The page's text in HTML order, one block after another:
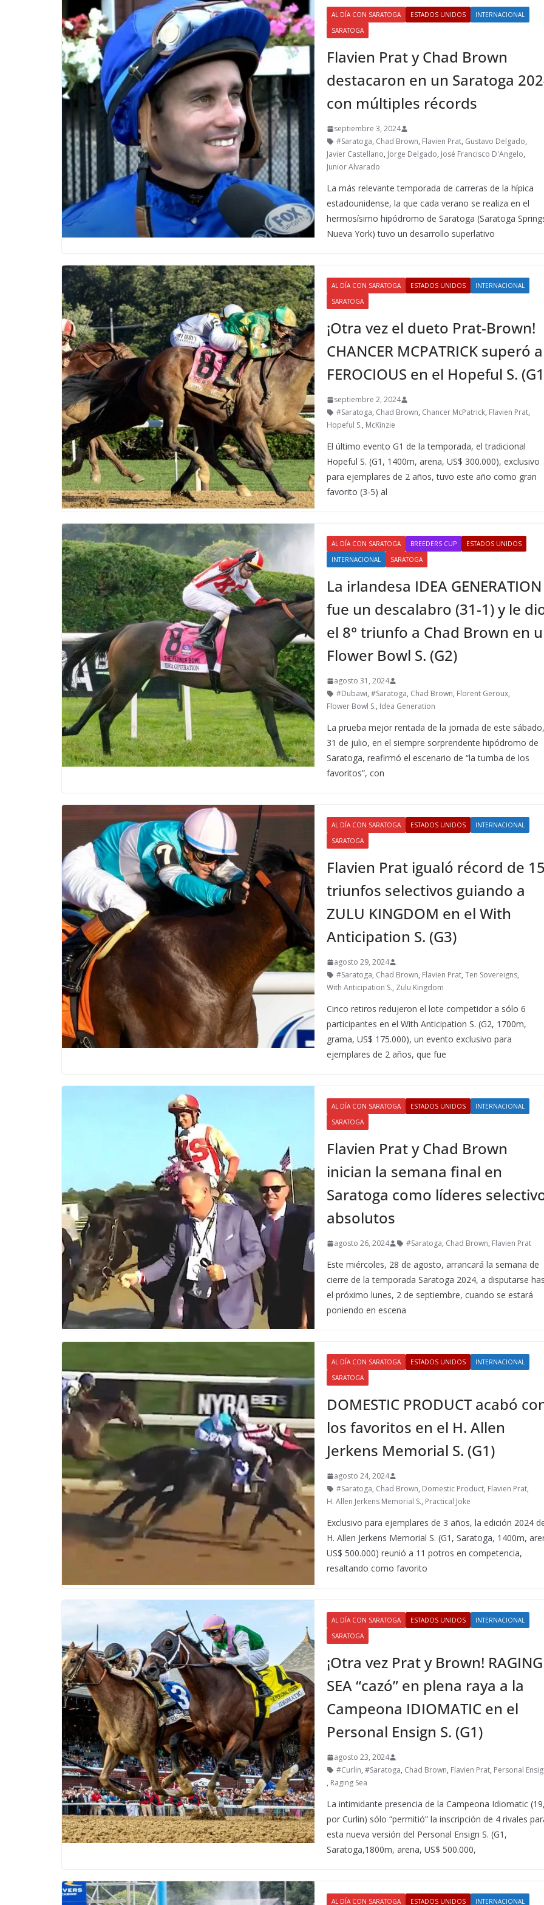
AL DÍA CON SARATOGA ESTADOS UNIDOS
INTERNACIONAL
SARATOGA
Flavien Prat y Chad Brown
destacaron en un Saratoga
con múltiples récords
septiembre 3, 2024
#Saratoga, Chad Brown, Flavien Prat, Gustavo Delgado,
Javier Castellano, Jorge Delgado, José Francisco D'Angelo,
Junior Alvarado
La más relevante temporada de carreras de la hípica
estadounidense, la que cada verano se realiza en el
hermosísimo hipódromo de Saratoga (Saratoga
Nueva York) tuvo un desarrollo superlativo
AL DÍA CON SARATOGA ESTADOS UNIDOS
INTERNACIONAL
SARATOGA
¡Otra vez el dueto Prat-Brown!
CHANCER MCPATRICK superó a
FEROCIOUS en el Hopeful S.
septiembre 2, 2024
#Saratoga, Chad Brown, Chancer McPatrick, Flavien Prat,
Hopeful S., McKinzie
El último evento G1 de la temporada, el tradicional
Hopeful S. (G1, 1400m, arena, US$ 300.000), exclusivo
para ejemplares de 2 años, tuvo este año como gran
favorito (3-5) al
AL DÍA CON SARATOGA BREEDERS CUP
ESTADOS UNIDOS
INTERNACIONAL
SARATOGA
La irlandesa IDEA GENERATION
fue un descalabro (31-1) y le
el 8° triunfo a Chad Brown en
Flower Bowl S. (G2)
agosto 31, 2024
#Dubawi,#Saratoga, Chad Brown, Florent Geroux,
Flower Bowl S., Idea Generation
La prueba mejor rentada de la jornada de este
31 de julio, en el siempre sorprendente hipódromo de
Saratoga, reafirmó el escenario de “la tumba de los
favoritos”, con
AL DÍA CON SARATOGA ESTADOS UNIDOS
INTERNACIONAL
SARATOGA
Flavien Prat igualó récord de
triunfos selectivos guiando a
ZULU KINGDOM en el With
Anticipation S. (G3)
agosto 29, 2024
#Saratoga, Chad Brown, Flavien Prat,Ten Sovereigns,
With Anticipation S., Zulu Kingdom
Cinco retiros redujeron el lote competidor a sólo 6
participantes en el With Anticipation S. (G2, 1700m,
grama, US$ 175.000), un evento exclusivo para
ejemplares de 2 años, que fue
AL DÍA CON SARATOGA ESTADOS UNIDOS
INTERNACIONAL
SARATOGA
Flavien Prat y Chad Brown
inician la semana final en
Saratoga como líderes
absolutos
agosto 26, 2024 #Saratoga, Chad Brown, Flavien Prat
Este miércoles, 28 de agosto, arrancará la semana de
cierre de la temporada Saratoga 2024, a disputarse
el próximo lunes, 2 de septiembre, cuando se estará
poniendo en escena
AL DÍA CON SARATOGA ESTADOS UNIDOS
INTERNACIONAL
SARATOGA
DOMESTIC PRODUCT acabó
los favoritos en el H. Allen
Jerkens Memorial S. (G1)
agosto 24, 2024
#Saratoga, Chad Brown, Domestic Product, Flavien Prat,
H. Allen Jerkens Memorial S., Practical Joke
Exclusivo para ejemplares de 3 años, la edición 2024
H. Allen Jerkens Memorial S. (G1, Saratoga, 1400m,
US$ 500.000) reunió a 11 potros en competencia,
resaltando como favorito
AL DÍA CON SARATOGA ESTADOS UNIDOS
INTERNACIONAL
SARATOGA
¡Otra vez Prat y Brown! RAGING
SEA “cazó” en plena raya a la
Campeona IDIOMATIC en el
Personal Ensign S. (G1)
agosto 23, 2024
#Curlin,#Saratoga, Chad Brown, Flavien Prat, Personal
, Raging Sea
La intimidante presencia de la Campeona Idiomatic
por Curlin) sólo “permitió” la inscripción de 4 rivales
esta nueva versión del Personal Ensign S. (G1,
Saratoga,1800m, arena, US$ 500.000,
AL DÍA CON SARATOGA ESTADOS UNIDOS INTERNACIONAL